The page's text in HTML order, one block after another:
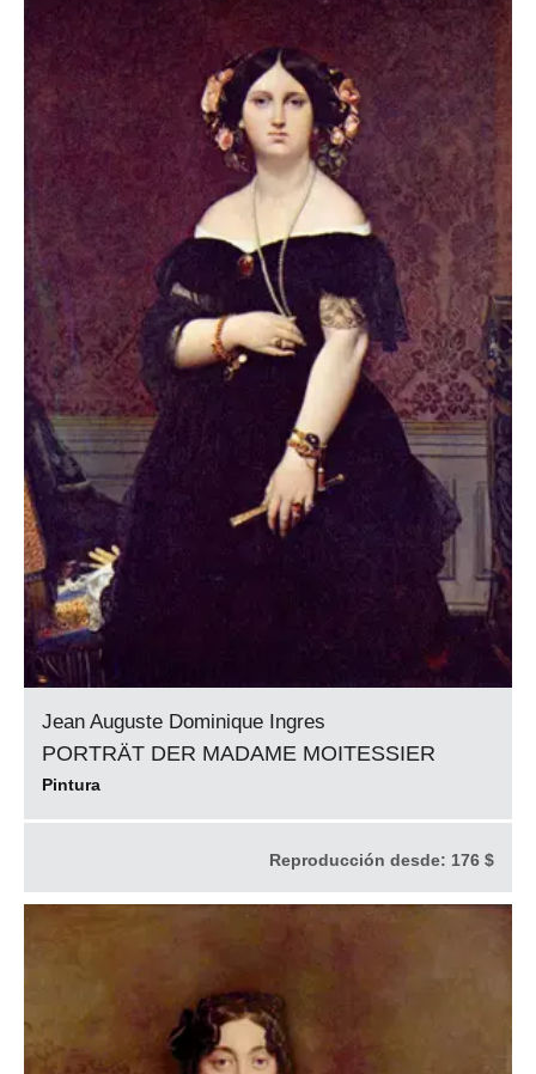
Jean Auguste Dominique Ingres
PORTRÄT DER MADAME MOITESSIER
Pintura
Reproducción desde: 176 $